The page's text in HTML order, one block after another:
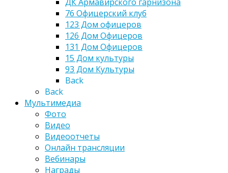
76 Офицерский клуб
123 Дом офицеров
126 Дом Офицеров
131 Дом Офицеров
15 Дом культуры
93 Дом Культуры
Back
Back
Мультимедиа
Фото
Видео
Видеоотчеты
Онлайн трансляции
Вебинары
Награды